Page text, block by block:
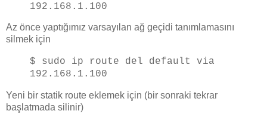
192.168.1.100
Az önce yaptığımız varsayılan ağ geçidi tanımlamasını
silmek için
$ sudo ip route del default via
192.168.1.100
Yeni bir statik route eklemek için (bir sonraki tekrar
başlatmada silinir)